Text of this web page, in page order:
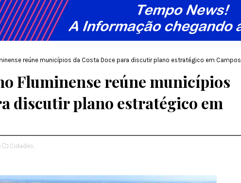
reúne municípios da Costa Doce para discutir plano estratégico em Campos
Fluminense reúne municípios
discutir plano estratégico em
Cidades,